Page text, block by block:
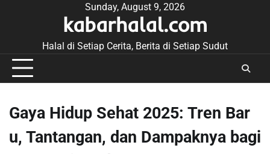
Sunday, August 9, 2026
kabarhalal.com
Halal di Setiap Cerita, Berita di Setiap Sudut
Gaya Hidup Sehat 2025: Tren Bar
u, Tantangan, dan Dampaknya bagi